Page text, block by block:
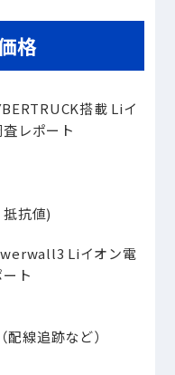
格
搭載 Liイ
レポート
抗値)
Liイオン電
ト
線追跡など）